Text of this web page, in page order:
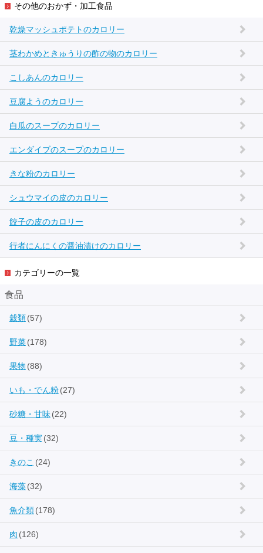
その他のおかず・加工食品
乾燥マッシュポテトのカロリー
茎わかめときゅうりの酢の物のカロリー
こしあんのカロリー
豆腐ようのカロリー
白瓜のスープのカロリー
エンダイブのスープのカロリー
きな粉のカロリー
シュウマイの皮のカロリー
餃子の皮のカロリー
行者にんにくの醤油漬けのカロリー
カテゴリーの一覧
食品
穀類(57)
野菜(178)
果物 (88)
いも・でん粉(27)
砂糖・甘味(22)
豆・種実(32)
きのこ (24)
海藻(32)
魚介類(178)
肉 (126)